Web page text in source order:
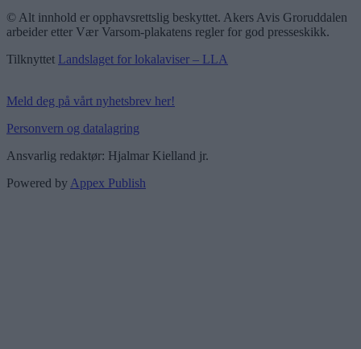
© Alt innhold er opphavsrettslig beskyttet. Akers Avis Groruddalen
arbeider etter Vær Varsom-plakatens regler for god presseskikk.
Tilknyttet Landslaget for lokalaviser – LLA
Meld deg på vårt nyhetsbrev her!
Personvern og datalagring
Ansvarlig redaktør: Hjalmar Kielland jr.
Powered by Appex Publish